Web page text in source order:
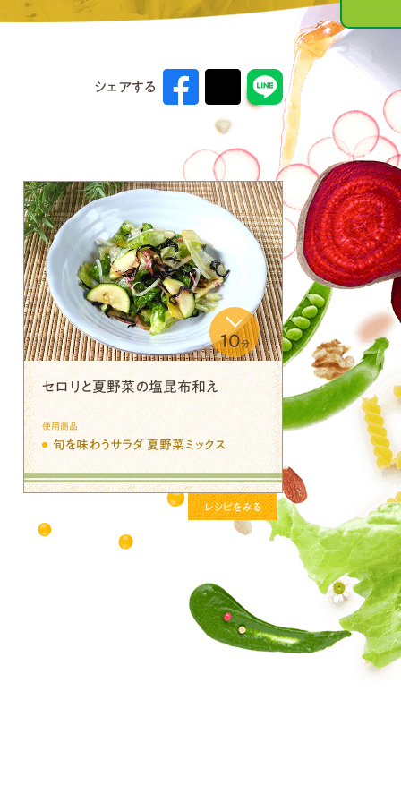
シェアする
セロリと夏野菜の塩昆布和え
10分
使用商品
旬を味わうサラダ 夏野菜ミックス
レシピをみる